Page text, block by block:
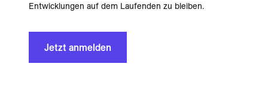
Entwicklungen auf dem Laufenden zu bleiben.
Jetzt anmelden